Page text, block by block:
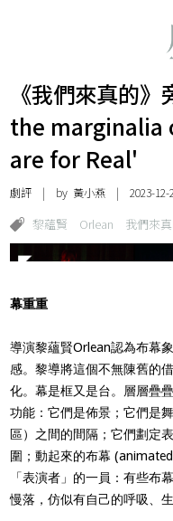
《我們來真的》
the marginalia
are for Real'
劇評 | by 黃小燕 | 2023-12-
黎蘊賢 Orlean 我們來
幕重重
導演黎蘊賢Orlean認為布幕
感。黎導將這個不無陳舊的
化。幕是框又是台。層層疊
功能：它們是佈景；它們是
區）之間的間隔；它們劃定
圍；動起來的布幕
「表演者」的一員：有些布
慢落，仿似有自己的呼吸、生